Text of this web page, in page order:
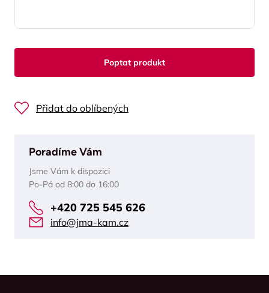
Poptat produkt
Přidat do oblíbených
Poradíme Vám
Jsme Vám k dispozici
Po-Pá od 8:00 do 16:00
+420 725 545 626
info@jma-kam.cz